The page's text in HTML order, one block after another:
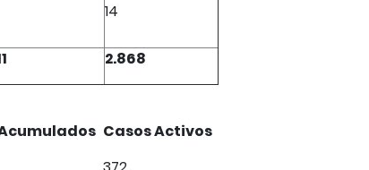
14
2.868
Casos Activos